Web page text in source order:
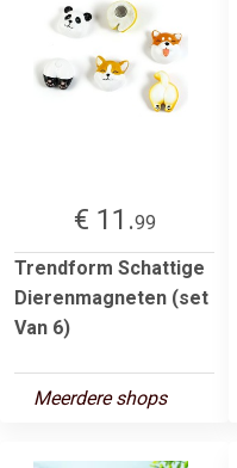
€ 11.99
Trendform Schattige
Dierenmagneten (set
Van 6)
Meerdere shops